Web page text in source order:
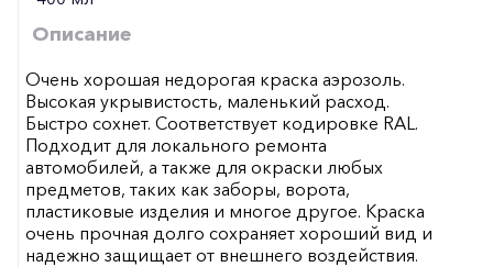
Описание
Очень хорошая недорогая краска аэрозоль.
Высокая укрывистость, маленький расход.
Быстро сохнет. Соответствует кодировке RAL.
Подходит для локального ремонта
автомобилей, а также для окраски любых
предметов, таких как заборы, ворота,
пластиковые изделия и многое другое. Краска
очень прочная долго сохраняет хороший вид и
надежно защищает от внешнего воздействия.